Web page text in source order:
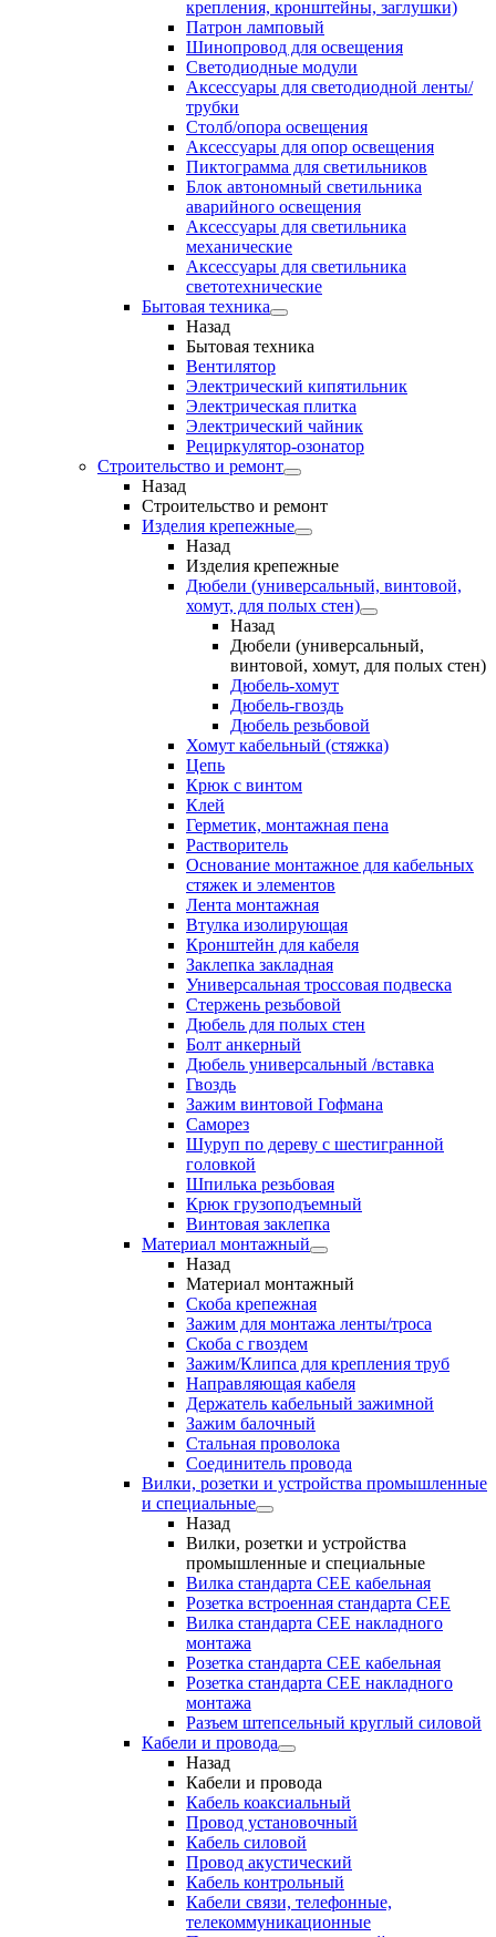
крепления, кронштейны, заглушки)
Патрон ламповый
Шинопровод для освещения
Светодиодные модули
Аксессуары для светодиодной ленты/
трубки
Столб/опора освещения
Аксессуары для опор освещения
Пиктограмма для светильников
Блок автономный светильника
аварийного освещения
Аксессуары для светильника
механические
Аксессуары для светильника
светотехнические
Бытовая техника
Назад
Бытовая техника
Вентилятор
Электрический кипятильник
Электрическая плитка
Электрический чайник
Рециркулятор-озонатор
Строительство и ремонт
Назад
Строительство и ремонт
Изделия крепежные
Назад
Изделия крепежные
Дюбели (универсальный, винтовой,
хомут, для полых стен)
Назад
Дюбели (универсальный,
винтовой, хомут, для полых стен)
Дюбель-хомут
Дюбель-гвоздь
Дюбель резьбовой
Хомут кабельный (стяжка)
Цепь
Крюк с винтом
Клей
Герметик, монтажная пена
Растворитель
Основание монтажное для кабельных
стяжек и элементов
Лента монтажная
Втулка изолирующая
Кронштейн для кабеля
Заклепка закладная
Универсальная троссовая подвеска
Стержень резьбовой
Дюбель для полых стен
Болт анкерный
Дюбель универсальный /вставка
Гвоздь
Зажим винтовой Гофмана
Саморез
Шуруп по дереву с шестигранной
головкой
Шпилька резьбовая
Крюк грузоподъемный
Винтовая заклепка
Материал монтажный
Назад
Материал монтажный
Скоба крепежная
Зажим для монтажа ленты/троса
Скоба с гвоздем
Зажим/Клипса для крепления труб
Направляющая кабеля
Держатель кабельный зажимной
Зажим балочный
Стальная проволока
Соединитель провода
Вилки, розетки и устройства промышленные
и специальные
Назад
Вилки, розетки и устройства
промышленные и специальные
Вилка стандарта CEE кабельная
Розетка встроенная стандарта CEE
Вилка стандарта CEE накладного
монтажа
Розетка стандарта СЕЕ кабельная
Розетка стандарта СЕЕ накладного
монтажа
Разъем штепсельный круглый силовой
Кабели и провода
Назад
Кабели и провода
Кабель коаксиальный
Провод установочный
Кабель силовой
Провод акустический
Кабель контрольный
Кабели связи, телефонные,
телекоммуникационные